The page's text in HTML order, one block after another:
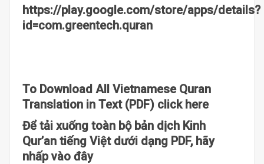
https://play.google.com/store/apps/details?
id=com.greentech.quran
To Download All Vietnamese Quran
Translation in Text (PDF) click here
Để tải xuống toàn bộ bản dịch Kinh
Qur’an tiếng Việt dưới dạng PDF, hãy
nhấp vào đây